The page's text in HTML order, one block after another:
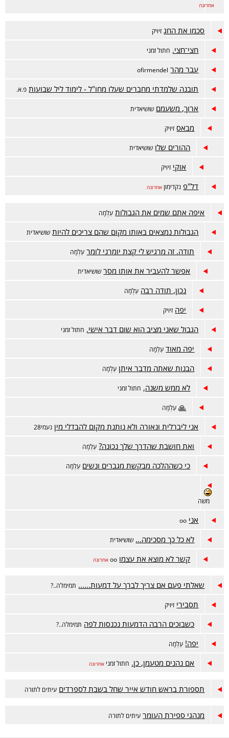
אחרונה
סכמו את החג זיויק
חצי־חצי. חתול זמני
עבר מהר ofirmendel
תובנה שלמדתי מחברים שעלו מחו"ל - לימוד ליל שבועות פ.א.
ארוך, משעמם שושיאדית
מבאס זיויק
ההורים שלו שושיאדית
אוקי זיויק
דל"פ נקדימון אחרונה
איפה אתם שמים את הגבולות עַלְמָה
הגבולות נמצאים באותו מקום שהם צריכים להיות שושיאדית
תודה. זה מרגיש לי קצת יומרני לומר עַלְמָה
אפשר להעביר את אותו מסר שושיאדית
נכון, תודה רבה עַלְמָה
יפה זיויק
הגבול שאני מציב הוא שום דבר אישי. חתול זמני
יפה מאוד עַלְמָה
הבנות שאתה מדבר איתן עַלְמָה
לא ממש משנה, חתול זמני
🙏 עַלְמָה
אני ליברלית ונאורה ולא נותנת מקום להבדלי מין נעמי28
ואת חושבת שהדרך שלך נכונה? עַלְמָה
כי כשההלכה מבקשת מגברים ונשים עַלְמָה
משה
אני oo
לא כל כך מסכימה... שושיאדית
קשר לא מוצא את עצמו oo אחרונה
שאלתי פעם אם צריך לברך על דמעות...... תמימלה..?
תסבירי זיויק
כשבוכים הרבה הדמעות נכנסות לפה תמימלה..?
יפה! עַלְמָה
אם נהנים מטעמן, כן. חתול זמני אחרונה
תספורת בראש חודש אייר שחל בשבת לספרדים עיתים לתורה
מנהגי ספירת העומר עיתים לתורה